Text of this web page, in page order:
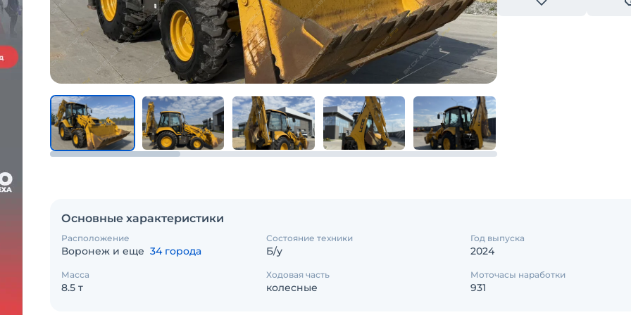
Основные характеристики
Расположение
Воронеж и еще 34 города
Состояние техники
Б/у
Год выпуска
2024
Масса
8.5 т
Ходовая часть
колесные
Моточасы наработки
931